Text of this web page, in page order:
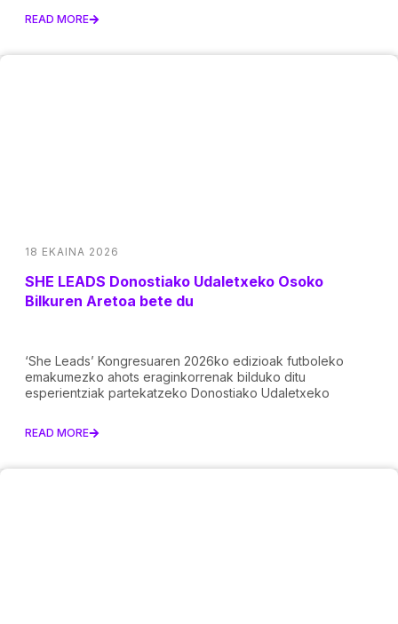
READ MORE
18 EKAINA 2026
SHE LEADS Donostiako Udaletxeko Osoko
Bilkuren Aretoa bete du
‘She Leads’ Kongresuaren 2026ko edizioak futboleko
emakumezko ahots eraginkorrenak bilduko ditu
esperientziak partekatzeko Donostiako Udaletxeko
READ MORE